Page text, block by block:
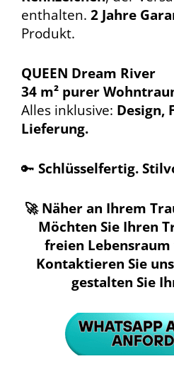
enthalten. 2 Jahre
Produkt.
QUEEN Dream River
34 m² purer
Alles inklusive: Design,
Lieferung.
🔑 Schlüsselfertig.
🚀 Näher an Ihrem
Möchten Sie Ihren
freien
Kontaktieren Sie
gestalten Sie